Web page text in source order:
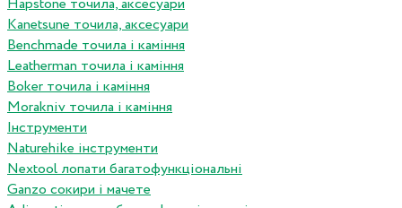
Hapstone точила, аксесуари
Kanetsune точила, аксесуари
Benchmade точила і каміння
Leatherman точила і каміння
Boker точила і каміння
Morakniv точила і каміння
Інструменти
Naturehike інструменти
Nextool лопати багатофункціональні
Ganzo сокири і мачете